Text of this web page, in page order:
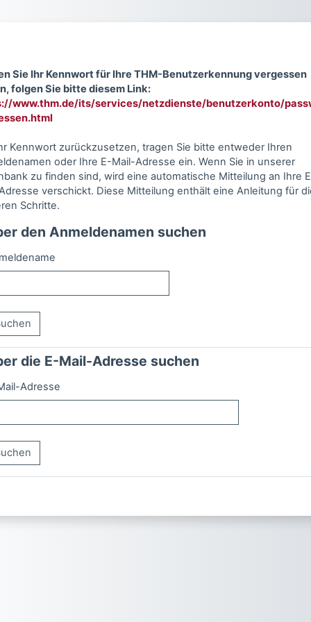
Sie Ihr Kennwort für Ihre THM-Benutzerkennung vergessen
folgen Sie bitte diesem Link:
www.thm.de/its/services/netzdienste/benutzerkonto/
Kennwort zurückzusetzen, tragen Sie bitte entweder Ihren
oder Ihre E-Mail-Adresse ein. Wenn Sie in unserer
zu finden sind, wird eine automatische Mitteilung an Ihre
verschickt. Diese Mitteilung enthält eine Anleitung für
Schritte.
den Anmeldenamen suchen
den Anmeldenamen suchen
die E-Mail-Adresse suchen
die E-Mail-Adresse suchen
Adresse